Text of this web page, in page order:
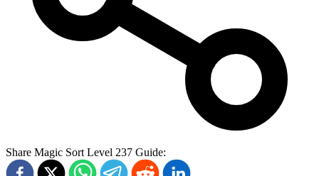
Share Magic Sort Level 237 Guide: